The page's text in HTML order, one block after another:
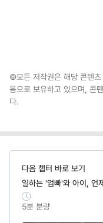
©모든 저작권은 해당 콘텐
동으로 보유하고 있으며, 콘
다.
다음 챕터 바로 보기
일하는 '엄빠'와 아이, 언
5분 분량